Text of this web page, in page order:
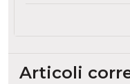
Articoli